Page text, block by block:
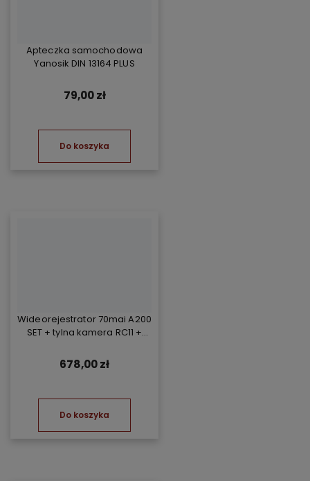
Apteczka samochodowa
Yanosik DIN 13164 PLUS
79,00 zł
Do koszyka
Wideorejestrator 70mai A200
SET + tylna kamera RC11 +
678,00 zł
Do koszyka